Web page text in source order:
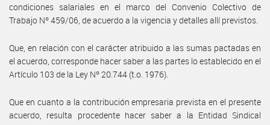
condiciones salariales en el marco del Convenio Colectivo de
Trabajo Nº 459/06, de acuerdo a la vigencia y detalles allí previstos.
Que, en relación con el carácter atribuido a las sumas pactadas en
el acuerdo, corresponde hacer saber a las partes lo establecido en el
Artículo 103 de la Ley Nº 20.744 (t.o. 1976).
Que en cuanto a la contribución empresaria prevista en el presente
acuerdo, resulta procedente hacer saber a la Entidad Sindical